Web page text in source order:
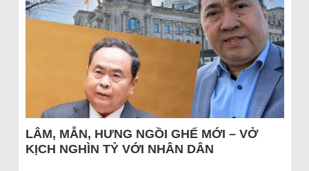
LÂM, MẪN, HƯNG NGỒI GHẾ MỚI – VỞ
KỊCH NGHÌN TỶ VỚI NHÂN DÂN